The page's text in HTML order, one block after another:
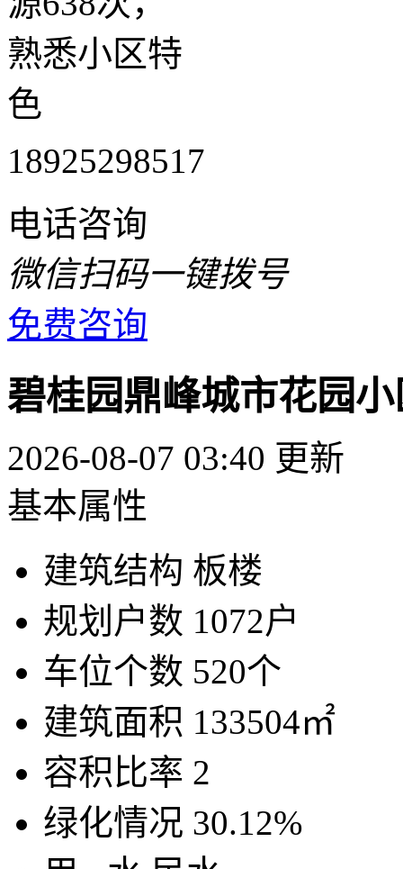
熟悉小区特
色
18925298517
电话咨询
微信扫码一键拨号
免费咨询
碧桂园鼎峰城市花园
2026-08-07 03:40 更新
基本属性
建筑结构 板楼
规划户数 1072户
车位个数 520个
建筑面积 133504㎡
容积比率 2
绿化情况 30.12%